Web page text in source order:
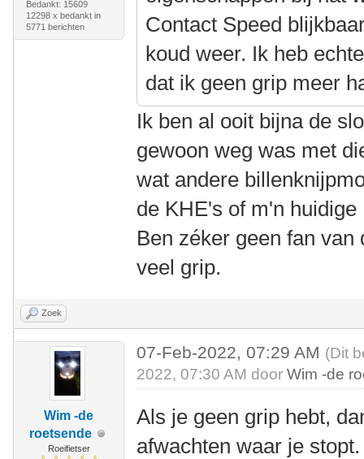
Bedankt: 15609
12298 x bedankt in
5771 berichten
Contact Speed
koud weer. Ik heb
dat ik geen grip meer
Ik ben al ooit bijna de
gewoon weg was met
wat andere
de KHE's of m'n
Ben zéker geen fan
veel grip.
Zoek
Wim -de
roetsende
Roeifietser
07-Feb-2022, 07:29 AM (Dit
2022, 07:30 AM doorWim -de
Als je geen grip hebt,
afwachten waar je stopt.